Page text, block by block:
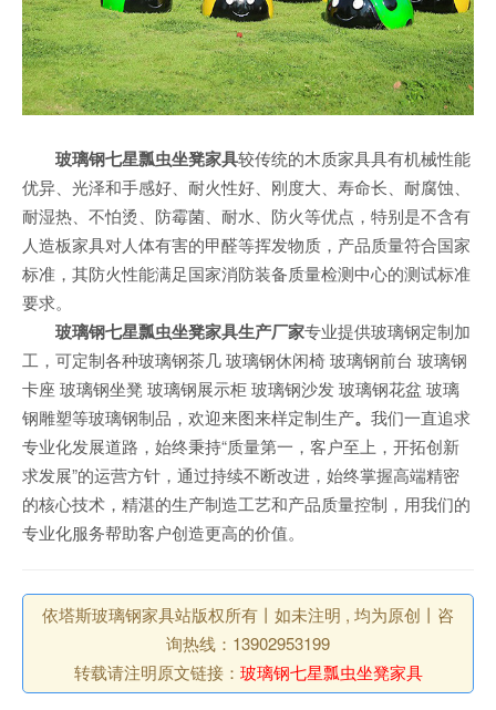
玻璃钢七星瓢虫坐凳家具较传统的木质家具具有机械性能
优异、光泽和手感好、耐火性好、刚度大、寿命长、耐腐蚀、
耐湿热、不怕烫、防霉菌、耐水、防火等优点，特别是不含有
人造板家具对人体有害的甲醛等挥发物质，产品质量符合国家
标准，其防火性能满足国家消防装备质量检测中心的测试标准
要求。
玻璃钢七星瓢虫坐凳家具生产厂家专业提供玻璃钢定制加
工，可定制各种玻璃钢茶几 玻璃钢休闲椅 玻璃钢前台 玻璃钢
卡座 玻璃钢坐凳 玻璃钢展示柜 玻璃钢沙发 玻璃钢花盆 玻璃
钢雕塑等玻璃钢制品，欢迎来图来样定制生产。 我们一直追求
专业化发展道路，始终秉持“质量第一，客户至上，开拓创新
求发展”的运营方针，通过持续不断改进，始终掌握高端精密
的核心技术，精湛的生产制造工艺和产品质量控制，用我们的
专业化服务帮助客户创造更高的价值。
依塔斯玻璃钢家具站版权所有丨如未注明 , 均为原创丨咨
询热线：13902953199
转载请注明原文链接： 玻璃钢七星瓢虫坐凳家具